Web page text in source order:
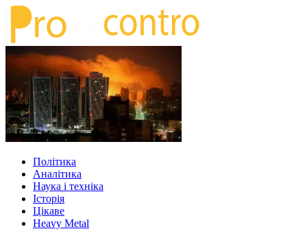
Політика
Аналітика
Наука і техніка
Історія
Цікаве
Heavy Metal